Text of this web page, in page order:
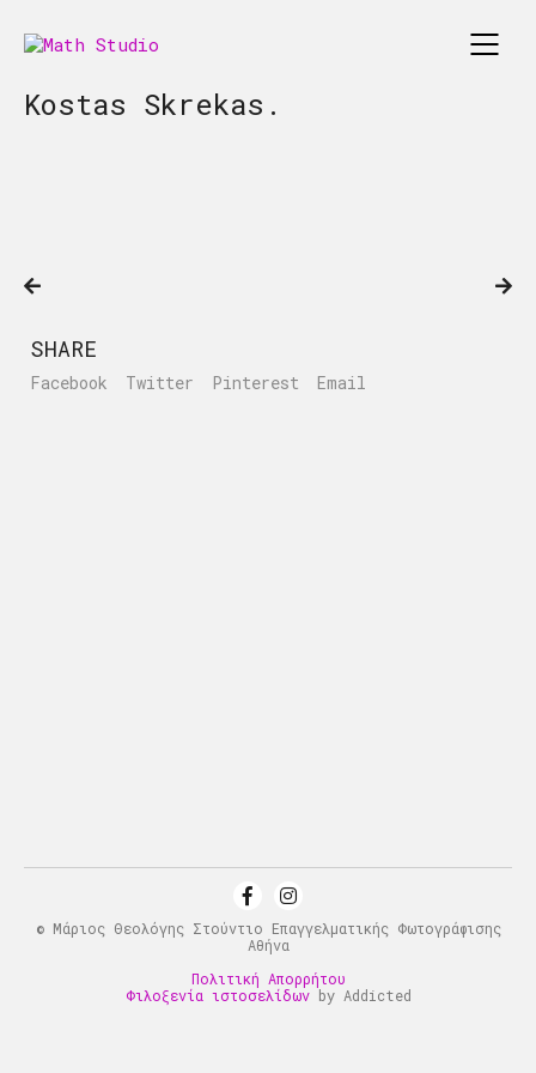
Kostas Skrekas.
SHARE
Facebook Twitter Pinterest Email
© Μάριος Θεολόγης Στούντιο Επαγγελματικής Φωτογράφισης
Αθήνα
Πολιτική Απορρήτου
Φιλοξενία ιστοσελίδωνby Addicted